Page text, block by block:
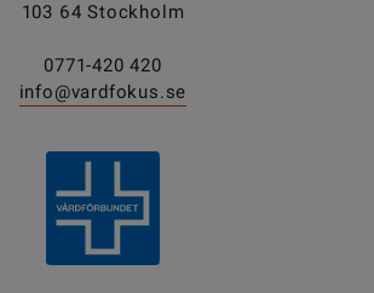
103 64 Stockholm
0771-420 420
info@vardfokus.se